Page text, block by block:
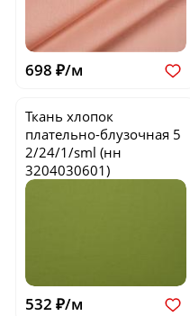
698 ₽/м
Ткань хлопок
плательно-блузочная 5
2/24/1/sml (нн
3204030601)
532 ₽/м